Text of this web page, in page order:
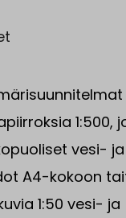
1:500,
vesi- ja
A4-kokoon
1:50 vesi- ja